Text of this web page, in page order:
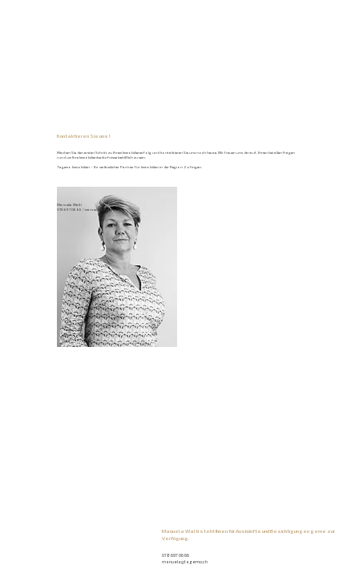
Kontaktieren Sie uns!
Machen Sie den ersten Schritt zu Ihrem Immobilienerfolg und kontaktieren Sie uns noch heute. Wir freuen uns darauf, Ihnen bei allen Fragen
rund um Ihre Immobilienbedürfnisse behilflich zu sein.
Tagemo Immobilien – Ihr verlässlicher Partner für Immobilien in der Region Zofingen.
Manuela Walti
078 697 06 66 /manuela@tagemo.ch
Manuela Walti steht Ihnen für Auskünfte und Besichtigungen gerne zur
Verfügung.
078 697 06 66
manuela@tagemo.ch